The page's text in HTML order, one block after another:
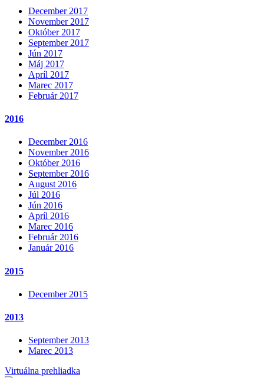
December 2017
November 2017
Október 2017
September 2017
Jún 2017
Máj 2017
Apríl 2017
Marec 2017
Február 2017
2016
December 2016
November 2016
Október 2016
September 2016
August 2016
Júl 2016
Jún 2016
Apríl 2016
Marec 2016
Február 2016
Január 2016
2015
December 2015
2013
September 2013
Marec 2013
Virtuálna prehliadka